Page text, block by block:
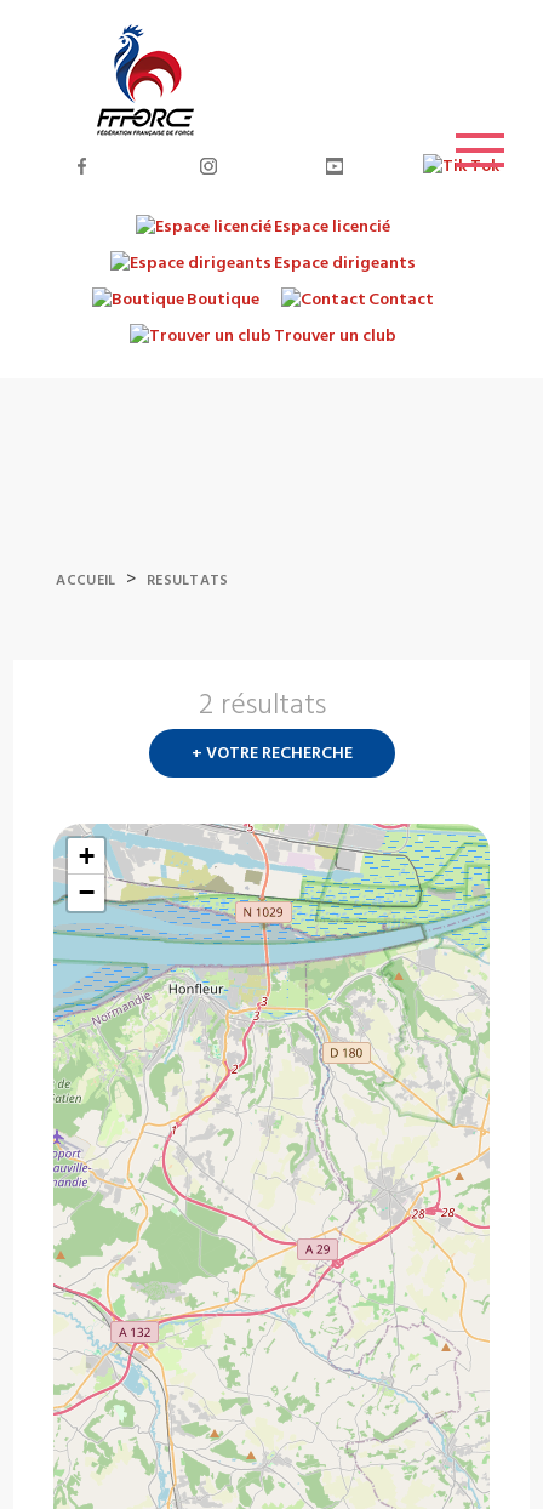
Espace licencié
Espace dirigeants
Boutique
Contact
Trouver un club
ACCUEIL > RESULTATS
2 résultats
+ VOTRE RECHERCHE
+
−